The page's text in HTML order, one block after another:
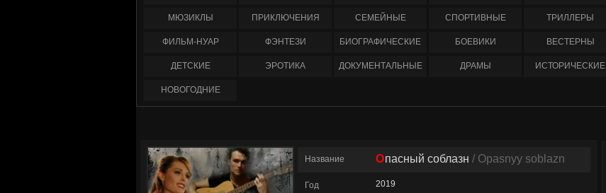
МЮЗИКЛЫ ПРИКЛЮЧЕНИЯ СЕМЕЙНЫЕ СПОРТИВНЫЕ ТРИЛЛЕРЫ
ФИЛЬМ-НУАР ФЭНТЕЗИ БИОГРАФИЧЕСКИЕ БОЕВИКИ ВЕСТЕРНЫ
ДЕТСКИЕ ЭРОТИКА ДОКУМЕНТАЛЬНЫЕ ДРАМЫ ИСТОРИЧЕСКИЕ
НОВОГОДНИЕ
Название Опасный соблазн / Opasnyy soblazn
Год 2019